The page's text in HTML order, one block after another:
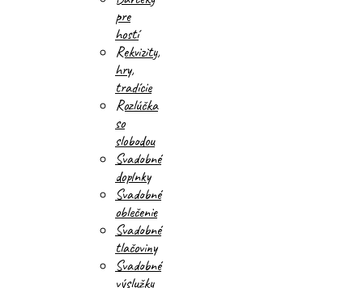
pre
hostí
Rekvizity,
hry,
tradície
Rozlúčka
so
slobodou
Svadobné
doplnky
Svadobné
oblečenie
Svadobné
tlačoviny
Svadobné
výslužky